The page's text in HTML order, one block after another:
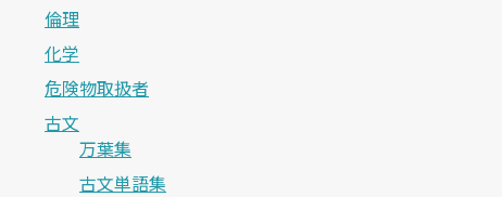
倫理
化学
危険物取扱者
古文
万葉集
古文単語集